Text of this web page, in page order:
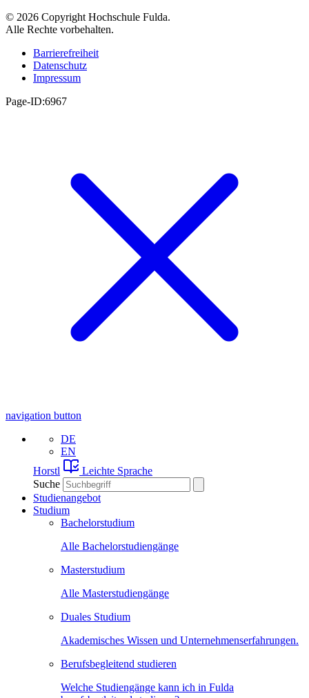
© 2026 Copyright Hochschule Fulda.
Alle Rechte vorbehalten.
Barrierefreiheit
Datenschutz
Impressum
Page-ID:6967
navigation button
DE
EN
Horstl
Leichte Sprache
Suche
Studienangebot
Studium
Bachelorstudium
Alle Bachelorstudiengänge
Masterstudium
Alle Masterstudiengänge
Duales Studium
Akademisches Wissen und Unternehmenserfahrungen.
Berufsbegleitend studieren
Welche Studiengänge kann ich in Fulda